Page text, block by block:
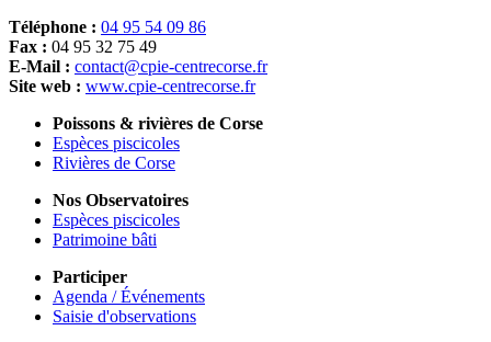
Téléphone : 04 95 54 09 86
Fax : 04 95 32 75 49
E-Mail : contact@cpie-centrecorse.fr
Site web : www.cpie-centrecorse.fr
Poissons & rivières de Corse
Espèces piscicoles
Rivières de Corse
Nos Observatoires
Espèces piscicoles
Patrimoine bâti
Participer
Agenda / Événements
Saisie d'observations